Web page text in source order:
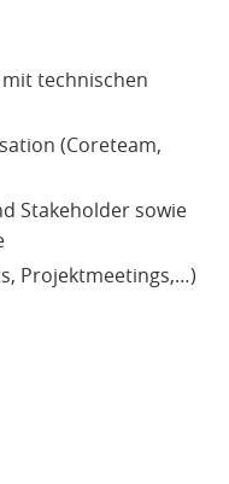
technischen
(Coreteam,
Stakeholder sowie
Projektmeetings,…)